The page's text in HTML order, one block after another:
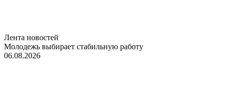
Лента новостей
Молодежь выбирает стабильную работу
06.08.2026